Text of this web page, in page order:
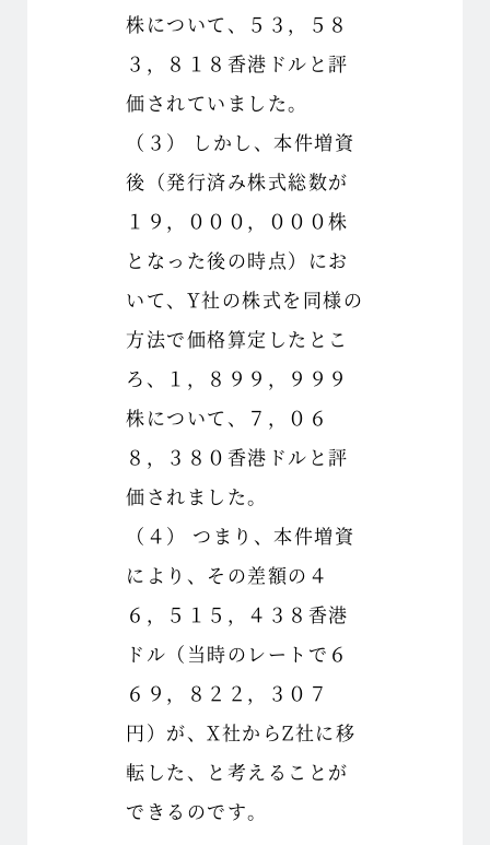
株について、５３，５８
３，８１８香港ドルと評
価されていました。
（３） しかし、本件増資
後（発行済み株式総数が
１９，０００，０００株
となった後の時点）にお
いて、Y社の株式を同様の
方法で価格算定したとこ
ろ、１，８９９，９９９
株について、７，０６
８，３８０香港ドルと評
価されました。
（４） つまり、本件増資
により、その差額の４
６，５１５，４３８香港
ドル（当時のレートで６
６９，８２２，３０７
円）が、X社からZ社に移
転した、と考えることが
できるのです。